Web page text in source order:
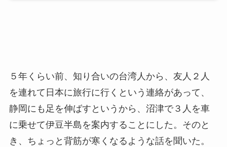
５年くらい前、知り合いの台湾人から、友人２人
を連れて日本に旅行に行くという連絡があって、
静岡にも足を伸ばすというから、沼津で３人を車
に乗せて伊豆半島を案内することにした。そのと
き、ちょっと背筋が寒くなるような話を聞いた。